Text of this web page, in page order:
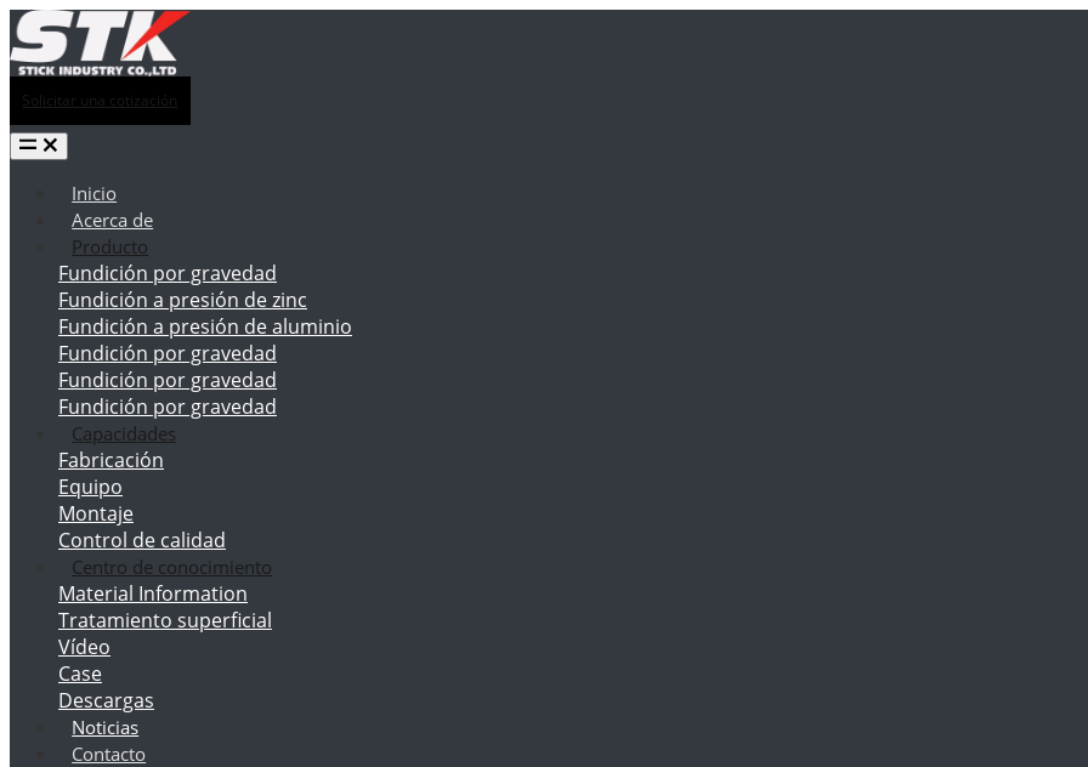
Solicitar una cotización
Inicio
Acerca de
Producto
Fundición por gravedad
Fundición a presión de zinc
Fundición a presión de aluminio
Fundición por gravedad
Fundición por gravedad
Fundición por gravedad
Capacidades
Fabricación
Equipo
Montaje
Control de calidad
Centro de conocimiento
Material Information
Tratamiento superficial
Vídeo
Case
Descargas
Noticias
Contacto